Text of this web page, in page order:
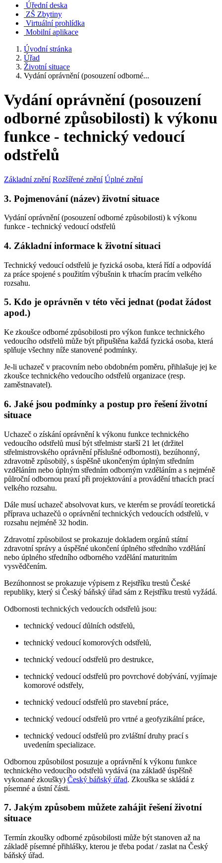
Úřední deska
ZŠ Zbytiny
Virtuální prohlídka
Mobilní aplikace
Úvodní stránka
Úřad
Životní situace
Vydání oprávnění (posouzení odborné...
Vydání oprávnění (posouzení
odborné způsobilosti) k výkonu
funkce - technický vedoucí
odstřelů
Základní znění Rozšířené znění Úplné znění
3. Pojmenování (název) životní situace
Vydání oprávnění (posouzení odborné způsobilosti) k výkonu
funkce - technický vedoucí odstřelů
4. Základní informace k životní situaci
Technický vedoucí odstřelů je fyzická osoba, která řídí a odpovídá
za práce spojené s použitím výbušnin k trhacím pracím velkého
rozsahu.
5. Kdo je oprávněn v této věci jednat (podat žádost
apod.)
Ke zkoušce odborné způsobilosti pro výkon funkce technického
vedoucího odstřelů může být připuštěna každá fyzická osoba, která
splňuje všechny níže stanovené podmínky.
Je-li uchazeč v pracovním nebo obdobném poměru, přihlašuje jej ke
zkoušce technického vedoucího odstřelů organizace (resp.
zaměstnavatel).
6. Jaké jsou podmínky a postup pro řešení životní
situace
Uchazeč o získání oprávnění k výkonu funkce technického
vedoucího odstřelů musí být střelmistr starší 21 let (držitel
střelmistrovského oprávnění příslušné odbornosti), bezúhonný,
zdravotně způsobilý, s úspěšně ukončeným úplným středním
vzděláním nebo úplným středním odborným vzděláním a s nejméně
půlroční odbornou praxí při projektování a provádění trhacích prací
velkého rozsahu.
Dále musí uchazeč absolvovat kurs, ve kterém se provádí teoretická
příprava uchazečů o oprávnění technických vedoucích odstřelů, v
rozsahu nejméně 32 hodin.
Zdravotní způsobilost se prokazuje dokladem orgánů státní
zdravotní správy a úspěšné ukončení úplného středního vzdělání
nebo úplného středního odborného vzdělání maturitním
vysvědčením.
Bezúhonnost se prokazuje výpisem z Rejstříku trestů České
republiky, který si Český báňský úřad sám z Rejstříku trestů vyžádá.
Odbornosti technických vedoucích odstřelů jsou:
technický vedoucí důlních odstřelů,
technický vedoucí komorových odstřelů,
technický vedoucí odstřelů pro destrukce,
technický vedoucí odstřelů pro povrchové dobývání, vyjímaje
komorové odstřely,
technický vedoucí odstřelů pro stavební práce,
technický vedoucí odstřelů pro vrtné a geofyzikální práce,
technický vedoucí odstřelů pro zvláštní druhy prací s
uvedením specializace.
Odbornou způsobilost posuzuje a oprávnění k výkonu funkce
technického vedoucího odstřelů vydává (na základě úspěšně
vykonané zkoušky) Český báňský úřad. Zkouška se skládá z
písemné a ústní části.
7. Jakým způsobem můžete zahájit řešení životní
situace
Termín zkoušky odborné způsobilosti může být stanoven až na
základě písemné přihlášky, kterou je třeba podat / zaslat na Český
báňský úřad.